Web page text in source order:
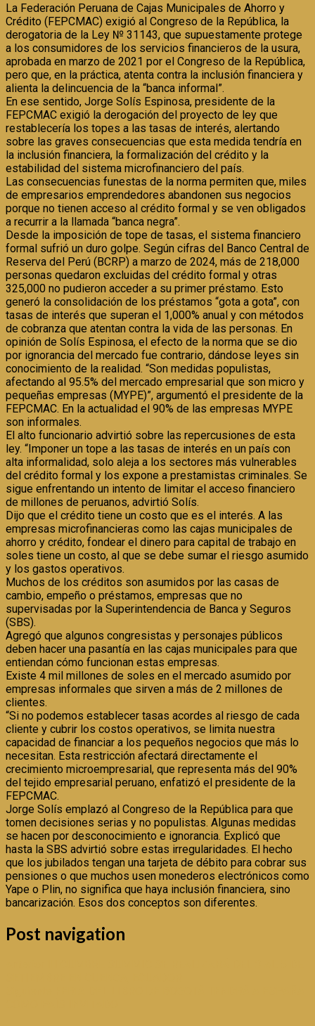
La Federación Peruana de Cajas Municipales de Ahorro y
Crédito (FEPCMAC) exigió al Congreso de la República, la
derogatoria de la Ley № 31143, que supuestamente protege
a los consumidores de los servicios financieros de la usura,
aprobada en marzo de 2021 por el Congreso de la República,
pero que, en la práctica, atenta contra la inclusión financiera y
alienta la delincuencia de la “banca informal”.
En ese sentido, Jorge Solís Espinosa, presidente de la
FEPCMAC exigió la derogación del proyecto de ley que
restablecería los topes a las tasas de interés, alertando
sobre las graves consecuencias que esta medida tendría en
la inclusión financiera, la formalización del crédito y la
estabilidad del sistema microfinanciero del país.
Las consecuencias funestas de la norma permiten que, miles
de empresarios emprendedores abandonen sus negocios
porque no tienen acceso al crédito formal y se ven obligados
a recurrir a la llamada “banca negra”.
Desde la imposición de tope de tasas, el sistema financiero
formal sufrió un duro golpe. Según cifras del Banco Central de
Reserva del Perú (BCRP) a marzo de 2024, más de 218,000
personas quedaron excluidas del crédito formal y otras
325,000 no pudieron acceder a su primer préstamo. Esto
generó la consolidación de los préstamos “gota a gota”, con
tasas de interés que superan el 1,000% anual y con métodos
de cobranza que atentan contra la vida de las personas. En
opinión de Solís Espinosa, el efecto de la norma que se dio
por ignorancia del mercado fue contrario, dándose leyes sin
conocimiento de la realidad. “Son medidas populistas,
afectando al 95.5% del mercado empresarial que son micro y
pequeñas empresas (MYPE)”, argumentó el presidente de la
FEPCMAC. En la actualidad el 90% de las empresas MYPE
son informales.
El alto funcionario advirtió sobre las repercusiones de esta
ley. “Imponer un tope a las tasas de interés en un país con
alta informalidad, solo aleja a los sectores más vulnerables
del crédito formal y los expone a prestamistas criminales. Se
sigue enfrentando un intento de limitar el acceso financiero
de millones de peruanos, advirtió Solís.
Dijo que el crédito tiene un costo que es el interés. A las
empresas microfinancieras como las cajas municipales de
ahorro y crédito, fondear el dinero para capital de trabajo en
soles tiene un costo, al que se debe sumar el riesgo asumido
y los gastos operativos.
Muchos de los créditos son asumidos por las casas de
cambio, empeño o préstamos, empresas que no
supervisadas por la Superintendencia de Banca y Seguros
(SBS).
Agregó que algunos congresistas y personajes públicos
deben hacer una pasantía en las cajas municipales para que
entiendan cómo funcionan estas empresas.
Existe 4 mil millones de soles en el mercado asumido por
empresas informales que sirven a más de 2 millones de
clientes.
“Si no podemos establecer tasas acordes al riesgo de cada
cliente y cubrir los costos operativos, se limita nuestra
capacidad de financiar a los pequeños negocios que más lo
necesitan. Esta restricción afectará directamente el
crecimiento microempresarial, que representa más del 90%
del tejido empresarial peruano, enfatizó el presidente de la
FEPCMAC.
Jorge Solís emplazó al Congreso de la República para que
tomen decisiones serias y no populistas. Algunas medidas
se hacen por desconocimiento e ignorancia. Explicó que
hasta la SBS advirtió sobre estas irregularidades. El hecho
que los jubilados tengan una tarjeta de débito para cobrar sus
pensiones o que muchos usen monederos electrónicos como
Yape o Plin, no significa que haya inclusión financiera, sino
bancarización. Esos dos conceptos son diferentes.
Post navigation